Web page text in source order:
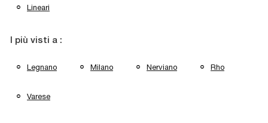
Lineari
I più visti a :
Legnano Milano Nerviano Rho
Varese